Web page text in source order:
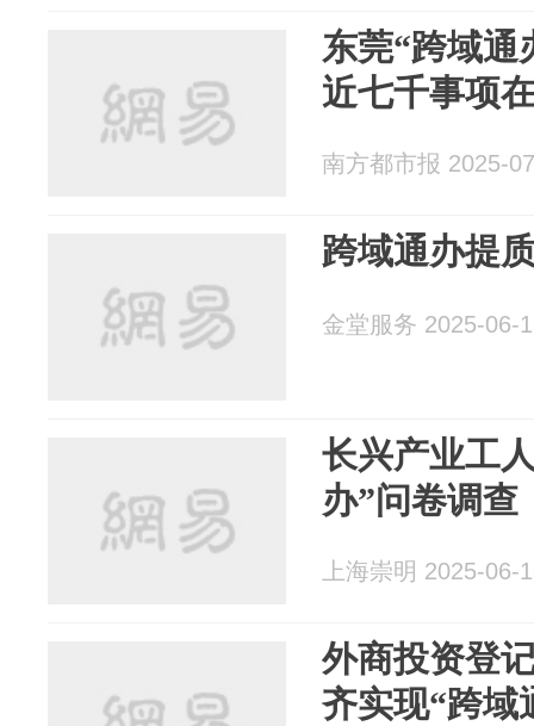
东莞“跨域通
近七千事项
南方都市报 2025-
跨域通办提
金堂服务 2025-06-
长兴产业工
办”问卷调查
上海崇明 2025-06-
外商投资登
齐实现“跨域